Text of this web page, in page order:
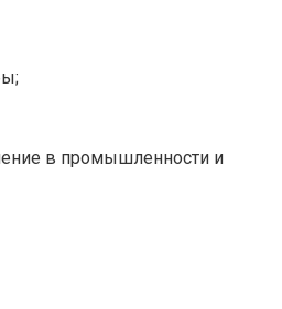
в промышленности и